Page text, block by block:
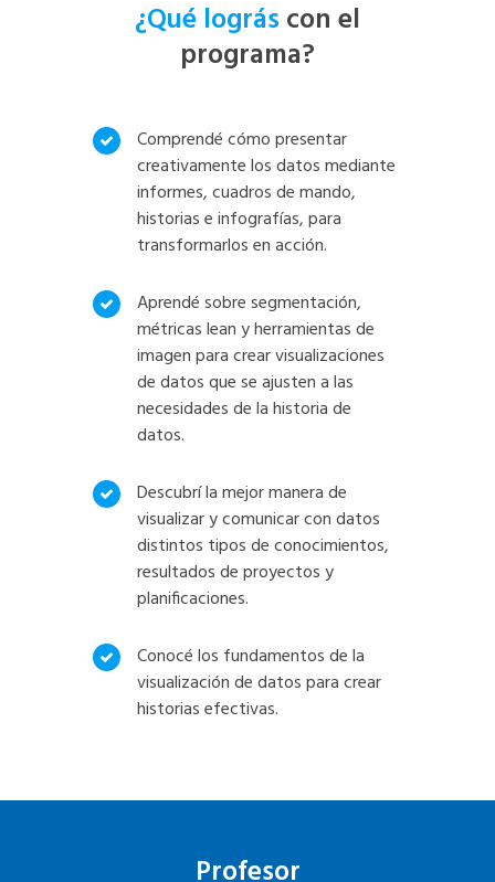
¿Qué lográs con el
programa?
Comprendé cómo presentar
creativamente los datos mediante
informes, cuadros de mando,
historias e infografías, para
transformarlos en acción.
Aprendé sobre segmentación,
métricas lean y herramientas de
imagen para crear visualizaciones
de datos que se ajusten a las
necesidades de la historia de
datos.
Descubrí la mejor manera de
visualizar y comunicar con datos
distintos tipos de conocimientos,
resultados de proyectos y
planificaciones.
Conocé los fundamentos de la
visualización de datos para crear
historias efectivas.
Profesor